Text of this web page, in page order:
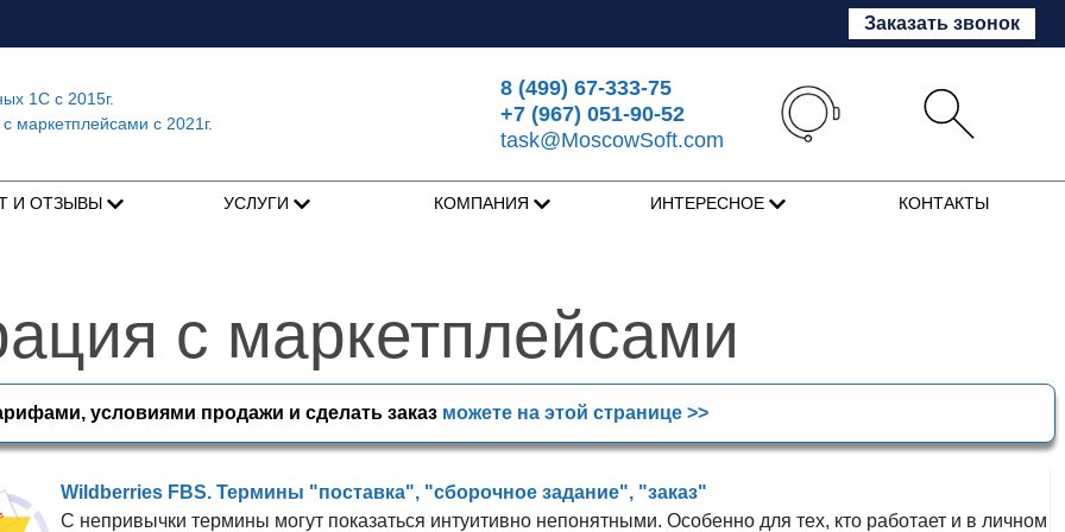
Заказать звонок
1Сс 2015г.
маркетплейсами с 2021г.
8 (499) 67-333-75
+7 (967) 051-90-52
task@MoscowSoft.com
И ОТЗЫВЫ УСЛУГИ КОМПАНИЯ ИНТЕРЕСНОЕ КОНТАКТЫ
с маркетплейсами
условиями продажи и сделать заказ можете на этой странице >>
Wildberries FBS. Термины "поставка", "сборочное задание", "заказ"
С непривычки термины могут показаться интуитивно непонятными. Особенно для тех, кто работает и в личном